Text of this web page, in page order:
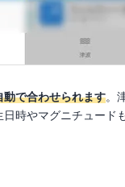
で合わせられます。
時やマグニチュード